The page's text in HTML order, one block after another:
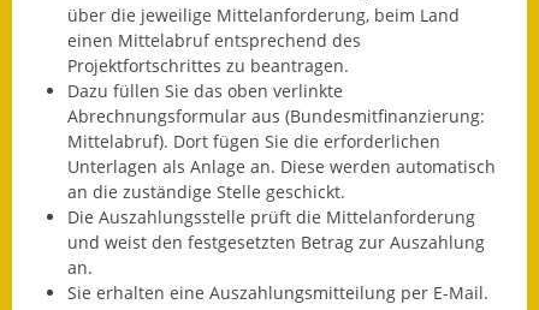
Integration und Asyl
Bevölkerungsschutz
Kinderbetreuung
Nahverkehr
Ver- & Entsorgung
Breitbandausbau
über die jeweilige Mittelanforderung, beim Land
einen Mittelabruf entsprechend des
Projektfortschrittes zu beantragen.
Dazu füllen Sie das oben verlinkte
Abrechnungsformular aus (Bundesmitfinanzierung:
Mittelabruf). Dort fügen Sie die erforderlichen
Unterlagen als Anlage an. Diese werden automatisch
an die zuständige Stelle geschickt.
Die Auszahlungsstelle prüft die Mittelanforderung
und weist den festgesetzten Betrag zur Auszahlung
an.
Sie erhalten eine Auszahlungsmitteilung per E-Mail.